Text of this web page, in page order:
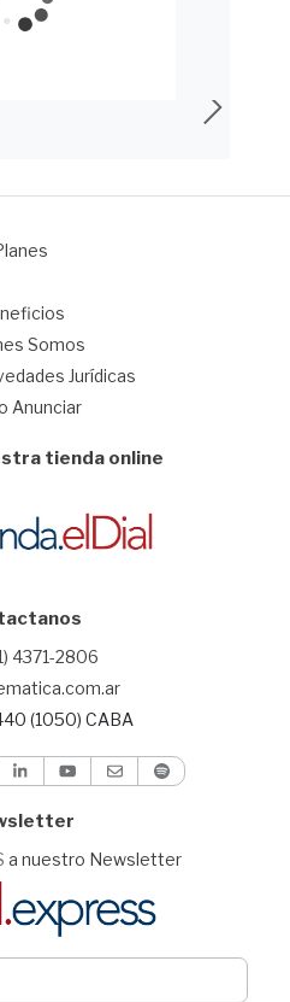
Somos
Jurídicas
Anunciar
tienda online
4371-2806
(1050) CABA
a nuestro Newsletter